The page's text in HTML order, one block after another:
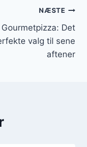
NÆSTE
Gourmetpizza: Det
valg til sene
aftener